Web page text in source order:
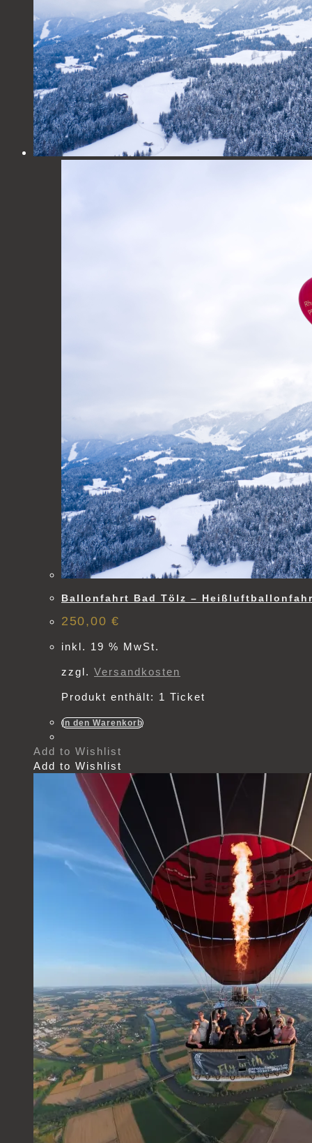
Ballonfahrt Bad Tölz –
250,00 €
inkl. 19 % MwSt.
zzgl. Versandkosten
Produkt enthält: 1 Ticket
In den Warenkorb
Add to Wishlist
Add to Wishlist